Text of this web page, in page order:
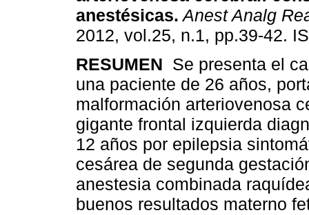
anestésicas. Anest Analg
2012, vol.25, n.1, pp.39-42.
RESUMEN Se presenta el
una paciente de 26 años,
malformación arteriovenosa
gigante frontal izquierda
12 años por epilepsia
cesárea de segunda
anestesia combinada
buenos resultados materno